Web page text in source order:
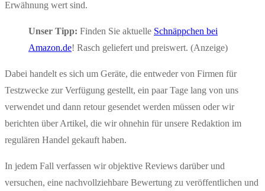
Erwähnung wert sind.
Unser Tipp: Finden Sie aktuelle Schnäppchen bei
Amazon.de! Rasch geliefert und preiswert. (Anzeige)
Dabei handelt es sich um Geräte, die entweder von Firmen für
Testzwecke zur Verfügung gestellt, ein paar Tage lang von uns
verwendet und dann retour gesendet werden müssen oder wir
berichten über Artikel, die wir ohnehin für unsere Redaktion im
regulären Handel gekauft haben.
In jedem Fall verfassen wir objektive Reviews darüber und
versuchen, eine nachvollziehbare Bewertung zu veröffentlichen und